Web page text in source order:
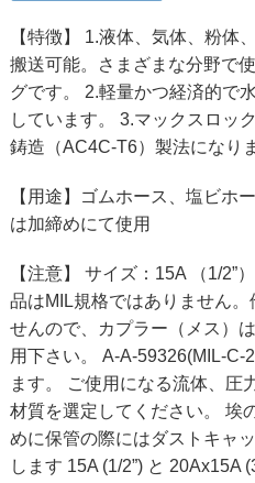
【特徴】 1.液体、気体、粉体
搬送可能。さまざまな分野で
グです。 2.軽量かつ経済的で
しています。 3.マックスロ
鋳造（AC4C-T6）製法になり
【用途】ゴムホース、塩ビホ
は加締めにて使用
【注意】 サイズ：15A （1/2”
品はMIL規格ではありません
せんので、カプラー（メス）
用下さい。 A-A-59326(MIL-C-
ます。 ご使用になる流体、圧
材質を選定してください。 埃
めに保管の際にはダストキャ
します 15A (1/2”) と 20Ax15A